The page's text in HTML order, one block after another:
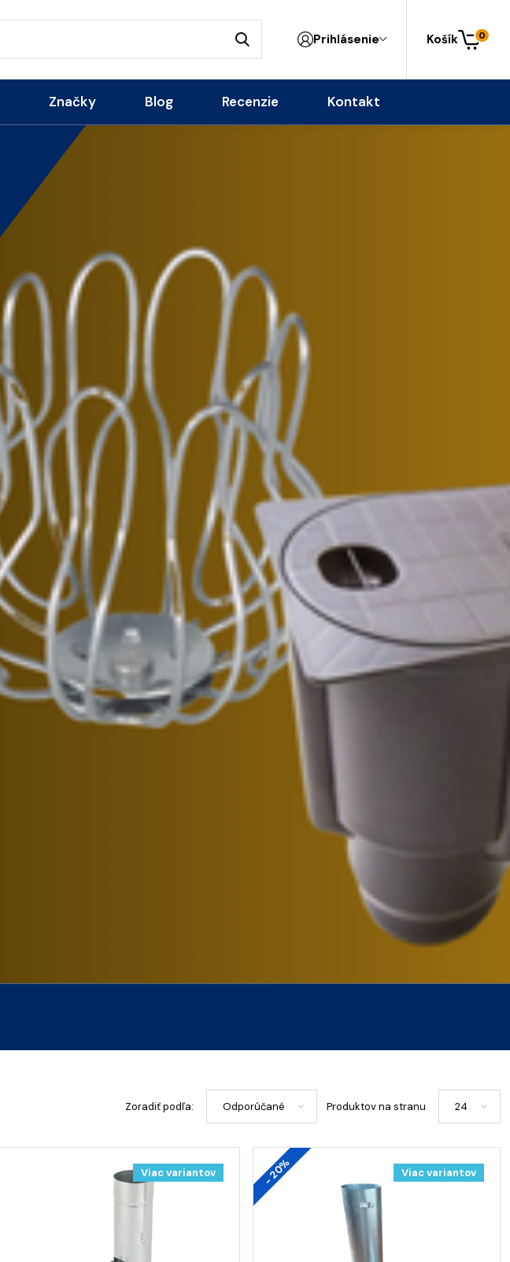
Prihlásenie Košík 0
Značky Blog Recenzie Kontakt
Zoradiť podľa: Produktov na stranu
Viac variantov - 20% Viac variantov